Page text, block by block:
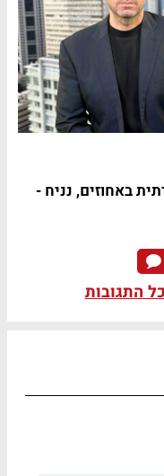
באחוזים, נניח -
התגובות